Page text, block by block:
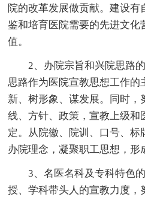
院的改革发展做贡献。建设
鉴和培育医院需要的先进文化
值。
2、办院宗旨和兴院思路的
思路作为医院宣教思想工作的
新、树形象、谋发展。同时，
线、方针、政策，宣教上级和
定。从院徽、院训、口号、标
办院理念，凝聚职工思想，形
3、名医名科及专科特色的
授、学科带头人的宣教力度，